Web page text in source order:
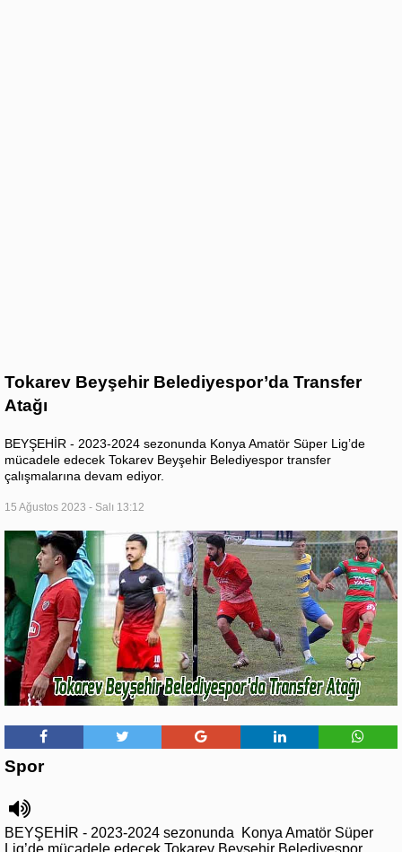
Tokarev Beyşehir Belediyespor’da Transfer
Atağı
BEYŞEHİR - 2023-2024 sezonunda Konya Amatör Süper Lig’de
mücadele edecek Tokarev Beyşehir Belediyespor transfer
çalışmalarına devam ediyor.
15 Ağustos 2023 - Salı 13:12
Spor
BEYŞEHİR - 2023-2024 sezonunda Konya Amatör Süper